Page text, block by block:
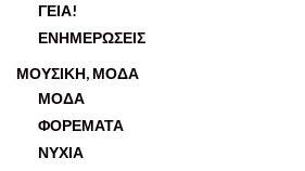
ΓΕΙΑ!
ΕΝΗΜΕΡΩΣΕΙΣ
ΜΟΥΣΙΚΗ, ΜΟΔΑ
ΜΟΔΑ
ΦΟΡΕΜΑΤΑ
ΝΥΧΙΑ